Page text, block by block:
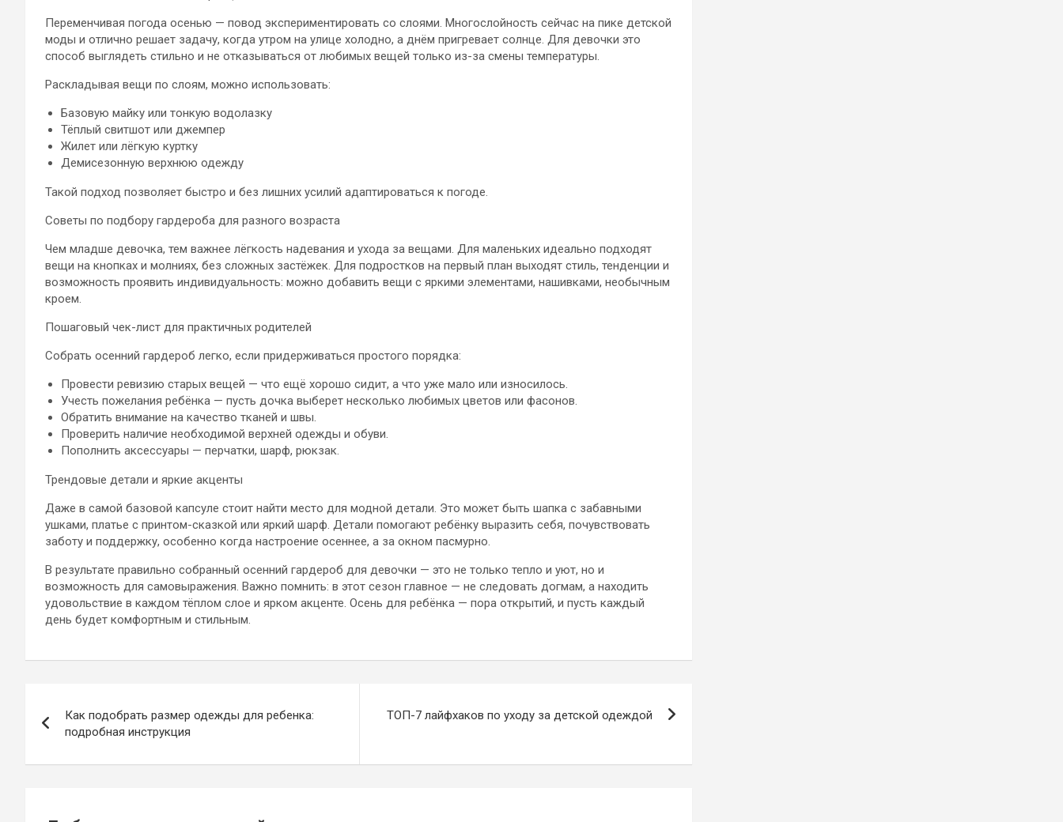
Переменчивая погода осенью — повод экспериментировать со слоями. Многослойность сейчас на пике детской
моды и отлично решает задачу, когда утром на улице холодно, а днём пригревает солнце. Для девочки это
способ выглядеть стильно и не отказываться от любимых вещей только из-за смены температуры.
Раскладывая вещи по слоям, можно использовать:
Базовую майку или тонкую водолазку
Тёплый свитшот или джемпер
Жилет или лёгкую куртку
Демисезонную верхнюю одежду
Такой подход позволяет быстро и без лишних усилий адаптироваться к погоде.
Советы по подбору гардероба для разного возраста
Чем младше девочка, тем важнее лёгкость надевания и ухода за вещами. Для маленьких идеально подходят
вещи на кнопках и молниях, без сложных застёжек. Для подростков на первый план выходят стиль, тенденции и
возможность проявить индивидуальность: можно добавить вещи с яркими элементами, нашивками, необычным
кроем.
Пошаговый чек-лист для практичных родителей
Собрать осенний гардероб легко, если придерживаться простого порядка:
Провести ревизию старых вещей — что ещё хорошо сидит, а что уже мало или износилось.
Учесть пожелания ребёнка — пусть дочка выберет несколько любимых цветов или фасонов.
Обратить внимание на качество тканей и швы.
Проверить наличие необходимой верхней одежды и обуви.
Пополнить аксессуары — перчатки, шарф, рюкзак.
Трендовые детали и яркие акценты
Даже в самой базовой капсуле стоит найти место для модной детали. Это может быть шапка с забавными
ушками, платье с принтом-сказкой или яркий шарф. Детали помогают ребёнку выразить себя, почувствовать
заботу и поддержку, особенно когда настроение осеннее, а за окном пасмурно.
В результате правильно собранный осенний гардероб для девочки — это не только тепло и уют, но и
возможность для самовыражения. Важно помнить: в этот сезон главное — не следовать догмам, а находить
удовольствие в каждом тёплом слое и ярком акценте. Осень для ребёнка — пора открытий, и пусть каждый
день будет комфортным и стильным.
по
записям
Как подобрать размер одежды для ребенка:
подробная инструкция
ТОП-7 лайфхаков по уходу за детской одеждой